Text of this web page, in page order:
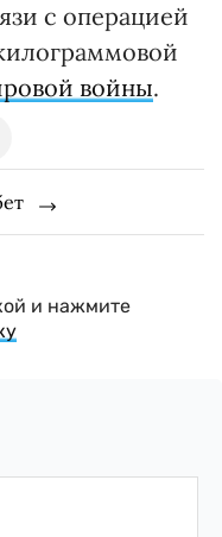
с операцией
войны.
и нажмите